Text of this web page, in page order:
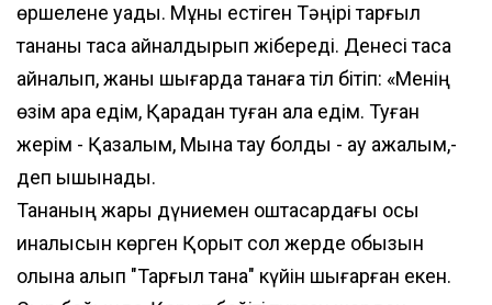
өршелене қуады. Мұны естіген Тәңірі тарғыл
тананы тасқа айналдырып жібереді. Денесі тасқа
айналып, жаны шығарда танаға тіл бітіп: «Менің
өзім қара едім, Қарадан туған ала едім. Туған
жерім - Қазалым, Мына тау болды - ау ажалым,-
деп ышқынады.
Тананың жарық дүниемен қоштасардағы осы
қиналысын көрген Қорқыт сол жерде қобызын
қолына алып "Тарғыл тана" күйін шығарған екен.